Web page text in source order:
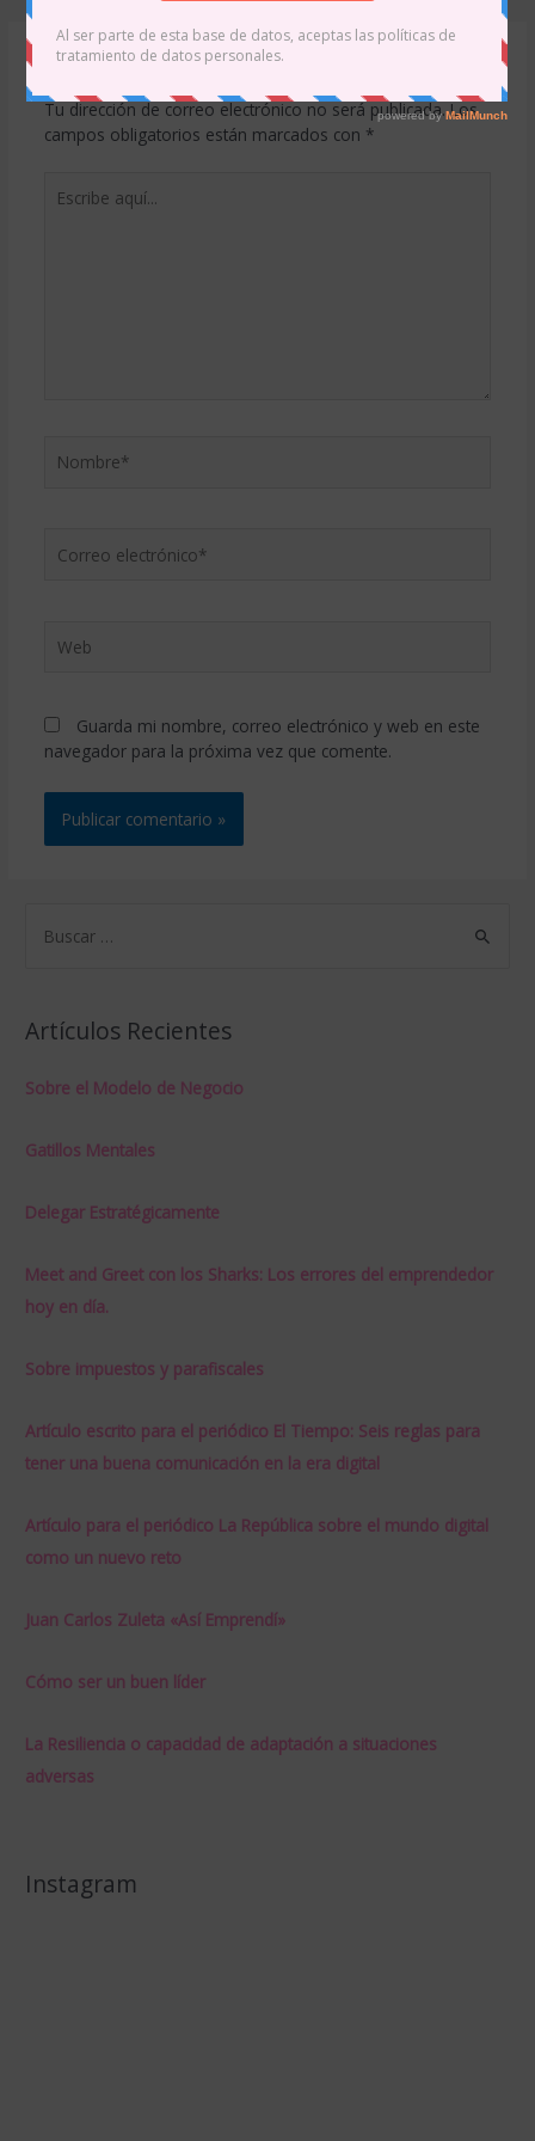
Deja un comentario
Tu dirección de correo electrónico no será publicada. Los
campos obligatorios están marcados con *
aquí...
electrónico*
Guarda mi nombre, correo electrónico y web en este
navegador para la próxima vez que comente.
a
r
o
:
Artículos Recientes
Sobre el Modelo de Negocio
Gatillos Mentales
Delegar Estratégicamente
Meet and Greet con los Sharks: Los errores del emprendedor
hoy en día.
Sobre impuestos y parafiscales
Artículo escrito para el periódico El Tiempo: Seis reglas para
tener una buena comunicación en la era digital
Artículo para el periódico La República sobre el mundo digital
como un nuevo reto
Juan Carlos Zuleta «Así Emprendí»
Cómo ser un buen líder
La Resiliencia o capacidad de adaptación a situaciones
adversas
Instagram